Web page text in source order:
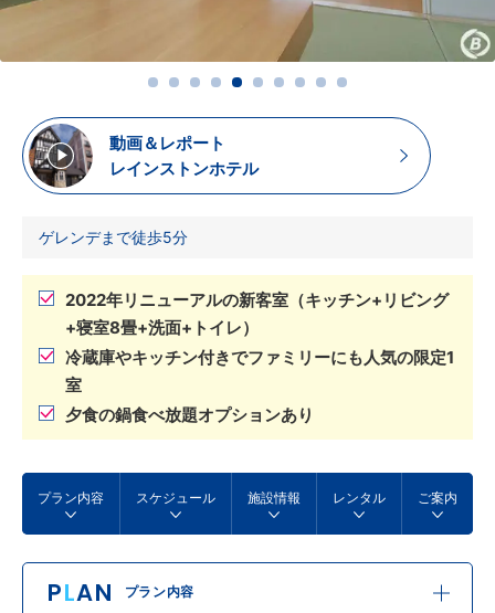
動画＆レポート
レインストンホテル
ゲレンデまで徒歩5分
2022年リニューアルの新客室（キッチン+リビング
+寝室8畳+洗面+トイレ）
冷蔵庫やキッチン付きでファミリーにも人気の限定1
室
夕食の鍋食べ放題オプションあり
プラン内容 スケジュール 施設情報 レンタル ご案内
PLAN プラン内容